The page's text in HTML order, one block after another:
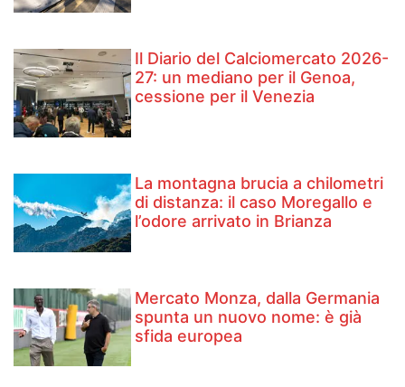
Il Diario del Calciomercato 2026-
27: un mediano per il Genoa,
cessione per il Venezia
La montagna brucia a chilometri
di distanza: il caso Moregallo e
l’odore arrivato in Brianza
Mercato Monza, dalla Germania
spunta un nuovo nome: è già
sfida europea